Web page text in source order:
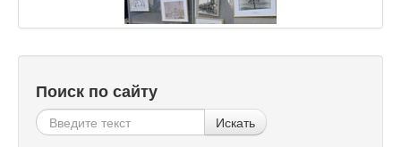
Поиск по сайту
Искать